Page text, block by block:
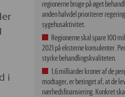
i
regionerne bruge på øget
anden halvdel prioriterer
sygehusaktivitet.
Regionerne skal spare 100
2021 på eksterne konsulenter.
styrke behandlingskvaliteten.
1,6 milliarder kroner af de
modtager, er betinget af, at de
nærhedsfinansiering. Konkret